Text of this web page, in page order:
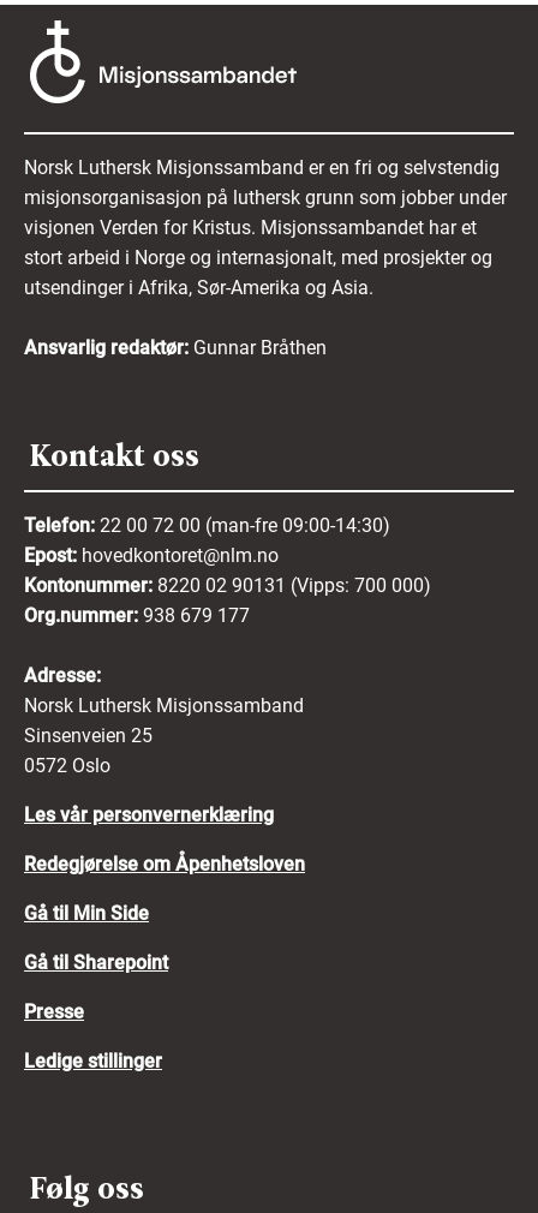
Norsk Luthersk Misjonssamband er en fri og selvstendig
misjonsorganisasjon på luthersk grunn som jobber under
visjonen Verden for Kristus. Misjonssambandet har et
stort arbeid i Norge og internasjonalt, med prosjekter og
utsendinger i Afrika, Sør-Amerika og Asia.
Ansvarlig redaktør: Gunnar Bråthen
Kontakt oss
Telefon: 22 00 72 00 (man-fre 09:00-14:30)
Epost: hovedkontoret@nlm.no
Kontonummer: 8220 02 90131 (Vipps: 700 000)
Org.nummer: 938 679 177
Adresse:
Norsk Luthersk Misjonssamband
Sinsenveien 25
0572 Oslo
Les vår personvernerklæring
Redegjørelse om Åpenhetsloven
Gå til Min Side
Gå til Sharepoint
Presse
Ledige stillinger
Følg oss